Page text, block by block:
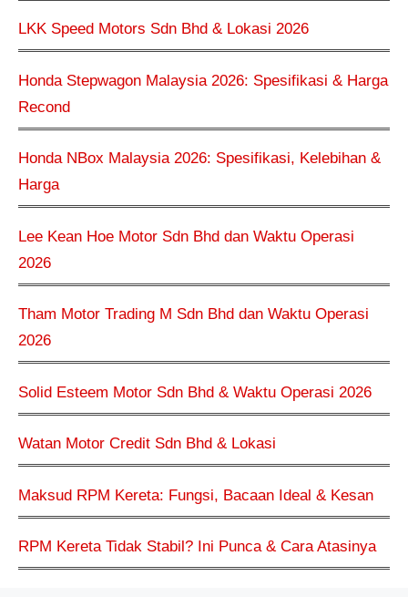
LKK Speed Motors Sdn Bhd & Lokasi 2026
Honda Stepwagon Malaysia 2026: Spesifikasi & Harga
Recond
Honda NBox Malaysia 2026: Spesifikasi, Kelebihan &
Harga
Lee Kean Hoe Motor Sdn Bhd dan Waktu Operasi
2026
Tham Motor Trading M Sdn Bhd dan Waktu Operasi
2026
Solid Esteem Motor Sdn Bhd & Waktu Operasi 2026
Watan Motor Credit Sdn Bhd & Lokasi
Maksud RPM Kereta: Fungsi, Bacaan Ideal & Kesan
RPM Kereta Tidak Stabil? Ini Punca & Cara Atasinya